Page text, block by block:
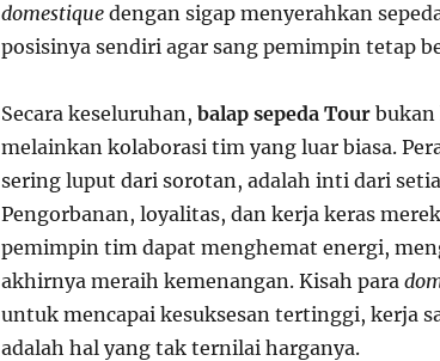
domestiquedengan sigap menyerahkan
posisinya sendiri agar sang pemimpin tetap
Secara keseluruhan, balap sepeda Tourbukan
melainkan kolaborasi tim yang luar biasa.
sering luput dari sorotan, adalah inti dari
Pengorbanan, loyalitas, dan kerja keras
pemimpin tim dapat menghemat energi,
akhirnya meraih kemenangan. Kisah para
untuk mencapai kesuksesan tertinggi, kerja
adalah hal yang tak ternilai harganya.